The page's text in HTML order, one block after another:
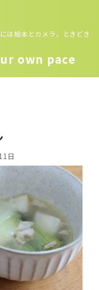
は絵本とカメラ、ときどき
own pace
日